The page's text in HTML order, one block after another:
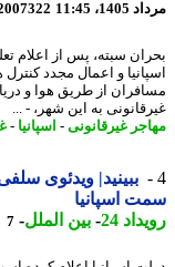
11:45
82007322
سبته، پس از اعلام تعلیق
و اعمال مجدد کنترل های
به این شهر، - ...
غیرقانونی-اسپانیا-
ببینید| ویدئوی سلفی
اسپانیا
24
-بین الملل-7 روز پیش - شنبه 10 مرداد 1405، 23:22